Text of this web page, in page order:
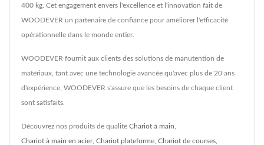
400 kg. Cet engagement envers l'excellence et l'innovation fait de
WOODEVER un partenaire de confiance pour améliorer l'efficacité
opérationnelle dans le monde entier.
WOODEVER fournit aux clients des solutions de manutention de
matériaux, tant avec une technologie avancée qu'avec plus de 20 ans
d'expérience, WOODEVER s'assure que les besoins de chaque client
sont satisfaits.
Découvrez nos produits de qualité Chariot à main
Chariot à main en acier, Chariot plateforme Chariot de courses